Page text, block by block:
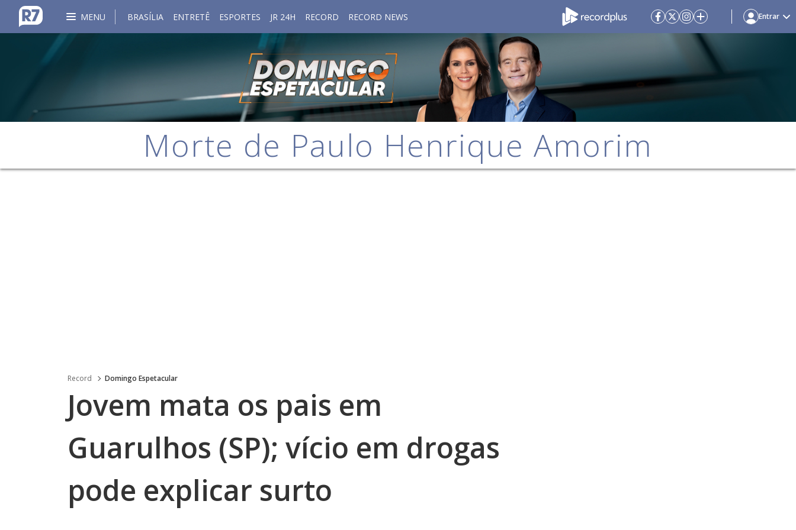
MENU BRASÍLIA ENTRETÊ ESPORTES JR 24H RECORD RECORD NEWS Entrar
Morte de Paulo Henrique Amorim
Record Domingo Espetacular
Jovem mata os pais em
Guarulhos (SP); vício em drogas
pode explicar surto